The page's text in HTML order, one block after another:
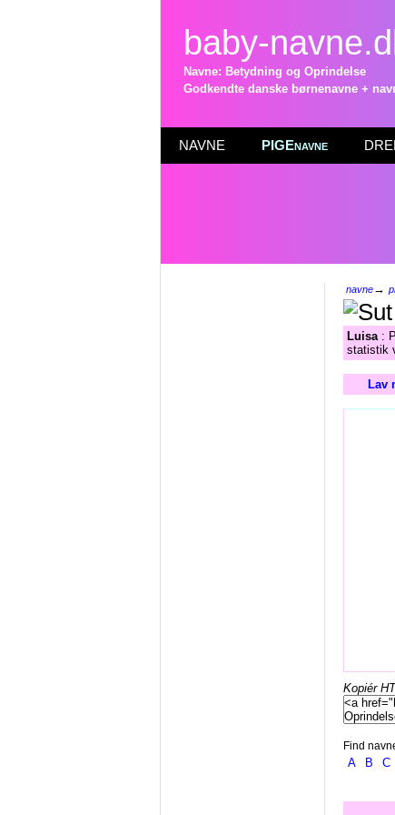
baby-
Navne: Betydning og Oprindelse
Godkendte danske børnenavne +
NAVNE PIGEnavne
navne→
Luisa:
statistik
Lav
Kopiér
Find
A B C